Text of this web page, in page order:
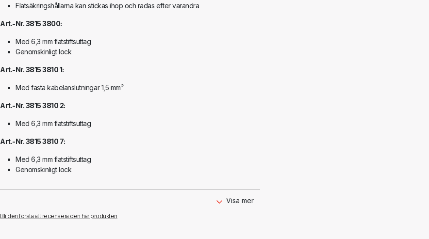
Flatsäkringshållarna kan stickas ihop och radas efter varandra
Art.-Nr. 3815 3800:
Med 6,3 mm flatstiftsuttag
Genomskinligt lock
Art.-Nr. 3815 3810 1:
Med fasta kabelanslutningar 1,5 mm²
Art.-Nr. 3815 3810 2:
Med 6,3 mm flatstiftsuttag
Art.-Nr. 3815 3810 7:
Med 6,3 mm flatstiftsuttag
Genomskinligt lock
Tätning och svart lock
Visa mer
Bli den första att recensera den här produkten